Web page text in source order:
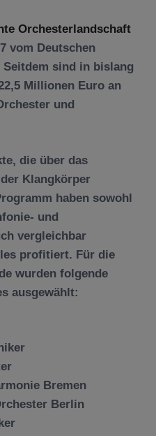
Orchesterlandschaft
vom Deutschen
sind in bislang
Millionen Euro an
und
die über das
Klangkörper
haben sowohl
und
vergleichbar
profitiert. Für die
wurden folgende
ausgewählt:
Bremen
Berlin